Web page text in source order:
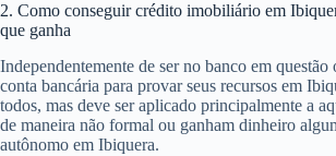
2. Como conseguir crédito imobiliário em
que ganha
Independentemente de ser no banco em questão
conta bancária para provar seus recursos em
todos, mas deve ser aplicado principalmente a
de maneira não formal ou ganham dinheiro
autônomo em Ibiquera.